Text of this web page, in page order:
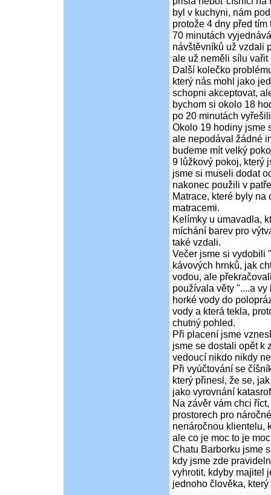
byl v kuchyni, nám
protože 4 dny před
70 minutách
návštěvníků už vzdali
ale už neměli sílu vařit
Další kolečko
který nás mohl jako
schopni akceptovat,
bychom si okolo 18
po 20 minutách
Okolo 19 hodiny jsme
ale nepodával žádné
budeme mít velký
9 lůžkový pokoj, který
jsme si museli dodat
nakonec použili v
Matrace, které byly
matracemi.
Kelímky u umavadla,
míchání barev pro
také vzdali.
Večer jsme si vydobili
kávových hrnků, jak
vodou, ale
používala věty "....a
horké vody do
vody a která tekla,
chutný pohled.
Při placení jsme
jsme se dostali opět k
vedoucí nikdo nikdy
Při vyúčtování se
který přinesl, že se,
jako vyrovnání
Na závěr vám chci
prostorech pro
nenáročnou klientelu,
ale co je moc to je
Chatu Barborku jsme
kdy jsme zde
vyhrotit, kdyby majitel
jednoho člověka,